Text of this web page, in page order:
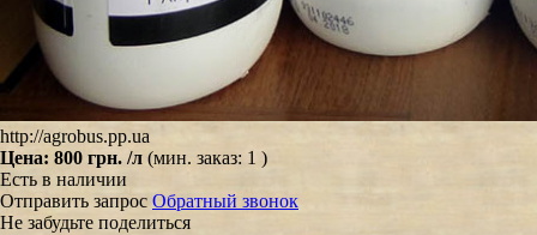
http://agrobus.pp.ua
Цена: 800 грн. /л (мин. заказ: 1 )
Есть в наличии
Отправить запрос Обратный звонок
Не забудьте поделиться